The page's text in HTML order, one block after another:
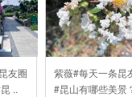
友圈
..
紫薇#每天一条昆友
#昆山有哪些美景？